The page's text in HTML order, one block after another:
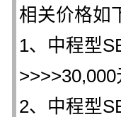
相关价格如
1、中程型
>>>>30,000
2、中程型